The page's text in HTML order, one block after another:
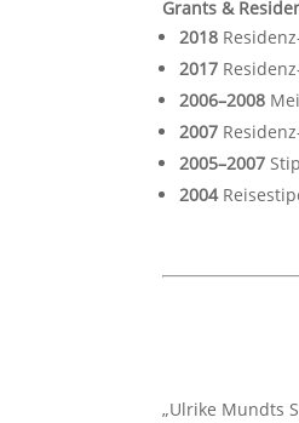
Grants &
2018
2017
2006–2008
2007
2005–2007
2004
„Ulrike Mundts